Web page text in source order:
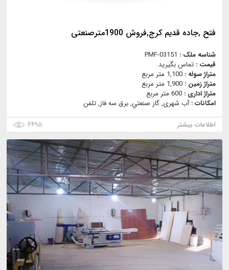
فتح ,جاده قدیم کرج,فروش 1900مترصنعتی
شناسه ملک : PMF-03151
قیمت : تماس بگیرید.
متراژ سوله : 1,100 متر مربع
متراژ زمین : 1,900 متر مربع
متراژ اداری : 600 متر مربع
امکانات :آب شهری, گاز صنعتي, برق سه فاز, تلفن
اطلاعات بیشتر
۴۴۹۵